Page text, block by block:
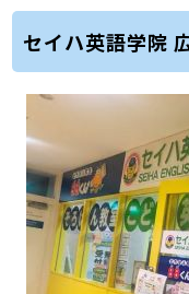
セイハ英語学院